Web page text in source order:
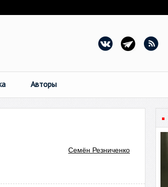
Авторы
Семён Резниченко